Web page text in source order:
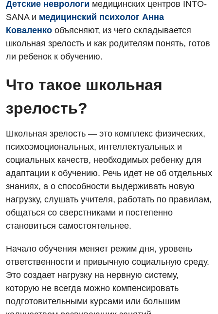
Детские неврологи медицинских центров INTO-
SANA и медицинский психолог Анна
Коваленко объясняют, из чего складывается
школьная зрелость и как родителям понять, готов
ли ребенок к обучению.
Что такое школьная
зрелость?
Школьная зрелость — это комплекс физических,
психоэмоциональных, интеллектуальных и
социальных качеств, необходимых ребенку для
адаптации к обучению. Речь идет не об отдельных
знаниях, а о способности выдерживать новую
нагрузку, слушать учителя, работать по правилам,
общаться со сверстниками и постепенно
становиться самостоятельнее.
Начало обучения меняет режим дня, уровень
ответственности и привычную социальную среду.
Это создает нагрузку на нервную систему,
которую не всегда можно компенсировать
подготовительными курсами или большим